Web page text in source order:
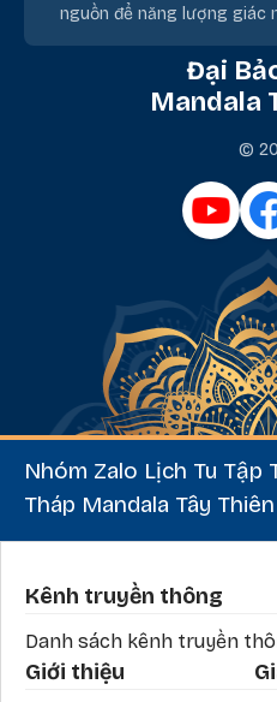
nguồn để năng lượng giác
Đại
Mandala
©
Nhóm Zalo Lịch Tu Tập
Tháp Mandala Tây Thiên
Phần chân
Kênh truyền thông
Danh sách kênh truyền
Giới thiệu